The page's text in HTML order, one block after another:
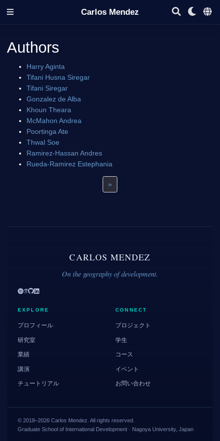
Carlos Mendez
Authors
Harry Aginta
Tifani Husna Siregar
Tifani Siregar
Gonzalez de Alba
Khoun Theara
McMahon Andrea
Poortinga Ate
Thwal Soe
Ramirez-Hassan Andres
Rueda-Ramirez Estephania
»
CARLOS MENDEZ
On the geography of development.
EXPLORE
プロフィール
研究室
業績
講演
チュートリアル
CONNECT
プロジェクト
学生
コース
イベント
お問い合わせ
© 2018–2026 Carlos Mendez. All rights reserved.
Graduate School of International Development · Nagoya University, Japan